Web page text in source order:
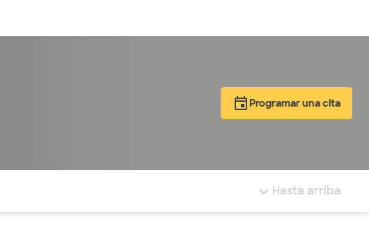
Programar una cita
Hasta arriba